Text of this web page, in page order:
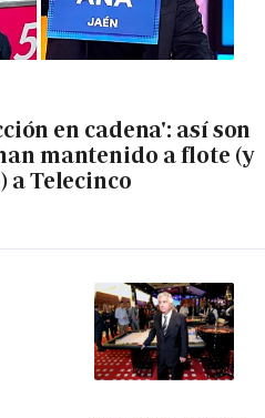
en cadena': así son
mantenido a flote (y
a Telecinco